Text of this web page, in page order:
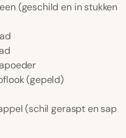
(geschild en in stukken
(gepeld)
(schil geraspt en sap